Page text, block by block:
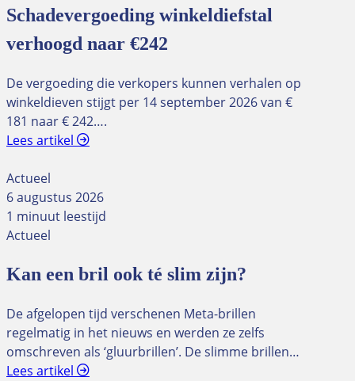
Schadevergoeding winkeldiefstal
verhoogd naar €242
De vergoeding die verkopers kunnen verhalen op
winkeldieven stijgt per 14 september 2026 van €
181 naar € 242….
Lees artikel
Actueel
6 augustus 2026
1 minuut leestijd
Actueel
Kan een bril ook té slim zijn?
De afgelopen tijd verschenen Meta-brillen
regelmatig in het nieuws en werden ze zelfs
omschreven als ‘gluurbrillen’. De slimme brillen…
Lees artikel